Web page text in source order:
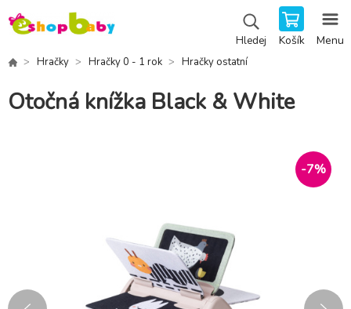
Hledej Košík Menu
Hračky Hračky 0 - 1 rok Hračky ostatní
Otočná knížka Black & White
-7%